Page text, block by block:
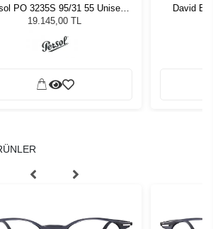
PO 3235S 95/31 55 Unisex
Güneş Gözlüğü
19.145,00 TL
David